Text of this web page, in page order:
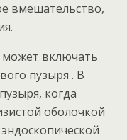
вмешательство,
может включать
пузыря . В
когда
оболочкой